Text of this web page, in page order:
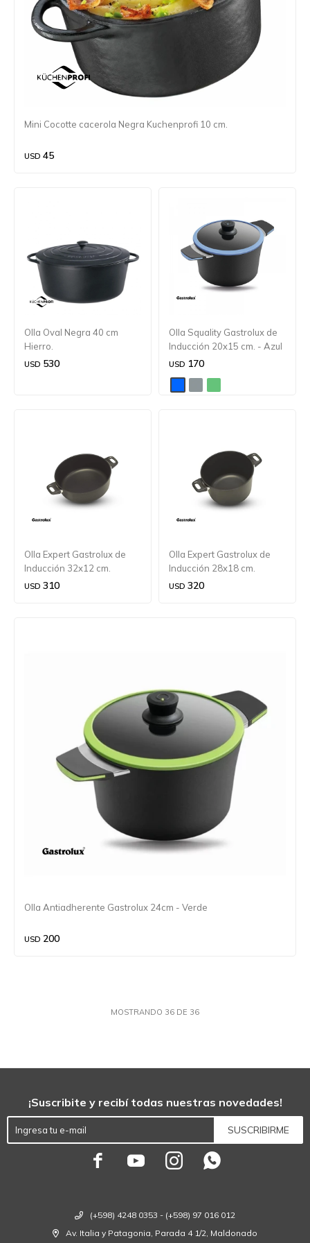
Mini Cocotte cacerola Negra Kuchenprofi 10 cm.
USD 45
Olla Oval Negra 40 cm
Hierro.
USD 530
Olla Squality Gastrolux de
Inducción 20x15 cm. - Azul
USD 170
Olla Expert Gastrolux de
Inducción 32x12 cm.
USD 310
Olla Expert Gastrolux de
Inducción 28x18 cm.
USD 320
Olla Antiadherente Gastrolux 24cm - Verde
USD 200
MOSTRANDO 36 DE 36
(+598) 4248 0353 - (+598) 97 016 012
Av. Italia y Patagonia, Parada 4 1/2, Maldonado
¡Suscribite y recibí todas nuestras novedades!
SUSCRIBIRME
   